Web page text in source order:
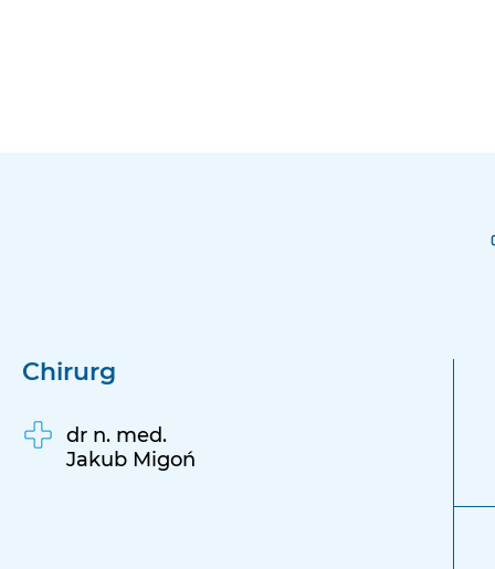
dr n. med.
Jakub Migoń
Chirurg